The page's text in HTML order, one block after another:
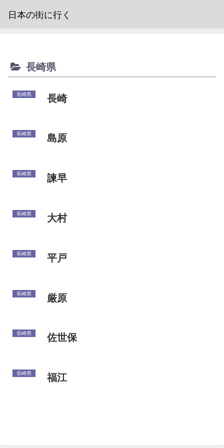
日本の街に行く
長崎県
長崎県 長崎
長崎県 島原
長崎県 諫早
長崎県 大村
長崎県 平戸
長崎県 厳原
長崎県 佐世保
長崎県 福江